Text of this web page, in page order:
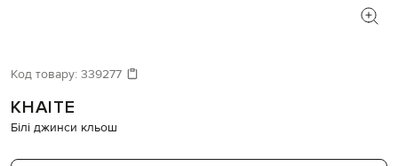
Код товару: 339277
KHAITE
Білі джинси кльош